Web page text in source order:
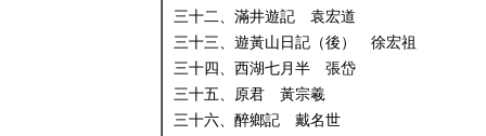
三十二、滿井遊記 袁宏道
三十三、遊黃山日記（後） 徐宏祖
三十四、西湖七月半 張岱
三十五、原君 黃宗羲
三十六、醉鄉記 戴名世